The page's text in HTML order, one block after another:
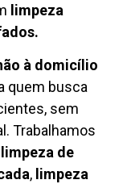
limpeza
à domicílio
quem busca
sem
Trabalhamos
limpeza de
, limpeza